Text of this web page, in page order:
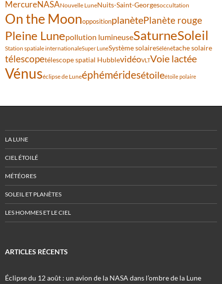
MercureNASANouvelle LuneNuits-Saint-Georgesoccultation
On the MoonoppositionplanètePlanète rouge
Pleine Lunepollution lumineuseSaturneSoleil
Station spatiale internationaleSuper LuneSystème solaireSélénétache solaire
télescopetélescope spatial HubblevidéoVLTVoie lactée
Vénuséclipse de Luneéphéméridesétoileétoile polaire
LA LUNE
CIEL ÉTOILÉ
MÉTÉORES
SOLEIL ET PLANÈTES
LES HOMMES ET LE CIEL
ARTICLES RÉCENTS
Éclipse du 12 août : un avion de la NASA dans l’ombre de la Lune